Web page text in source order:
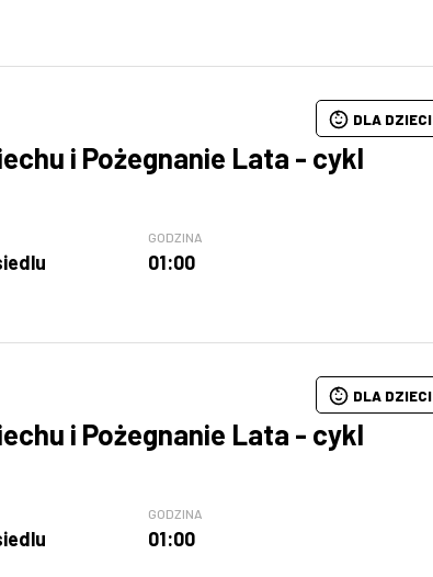
i Pożegnanie Lata - cykl
GODZINA
01:00
DLA DZIECI
i Pożegnanie Lata - cykl
GODZINA
01:00
DLA DZIECI